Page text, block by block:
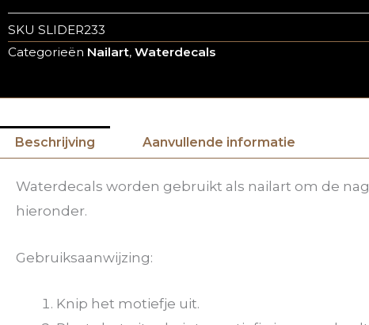
SKU SLIDER233
Categorieën Nailart, Waterdecals
Beschrijving Aanvullende informatie
Waterdecals worden gebruikt als nailart om de
hieronder.
Gebruiksaanwijzing:
Knip het motiefje uit.